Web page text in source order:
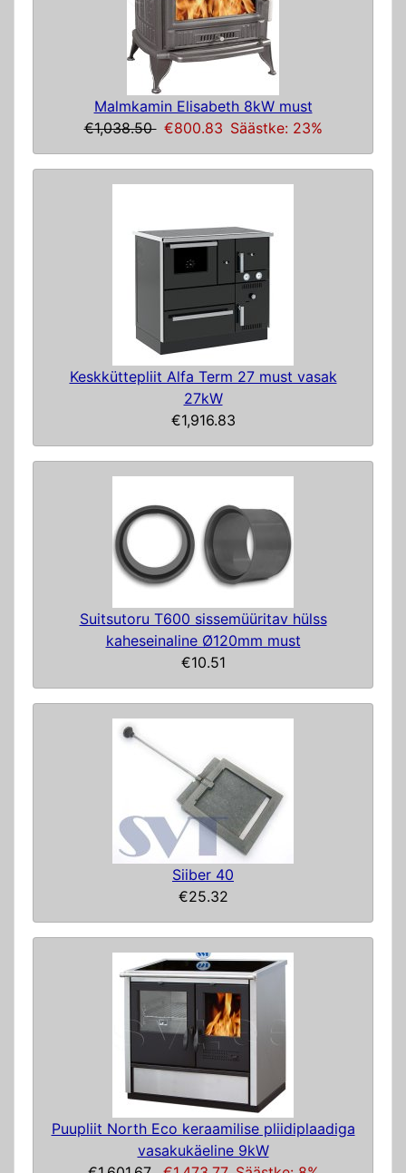
Malmkamin Elisabeth 8kW must
€1,038.50 €800.83 Säästke: 23%
Keskküttepliit Alfa Term 27 must vasak
27kW
€1,916.83
Suitsutoru T600 sissemüüritav hülss
kaheseinaline Ø120mm must
€10.51
Siiber 40
€25.32
Puupliit North Eco keraamilise pliidiplaadiga
vasakukäeline 9kW